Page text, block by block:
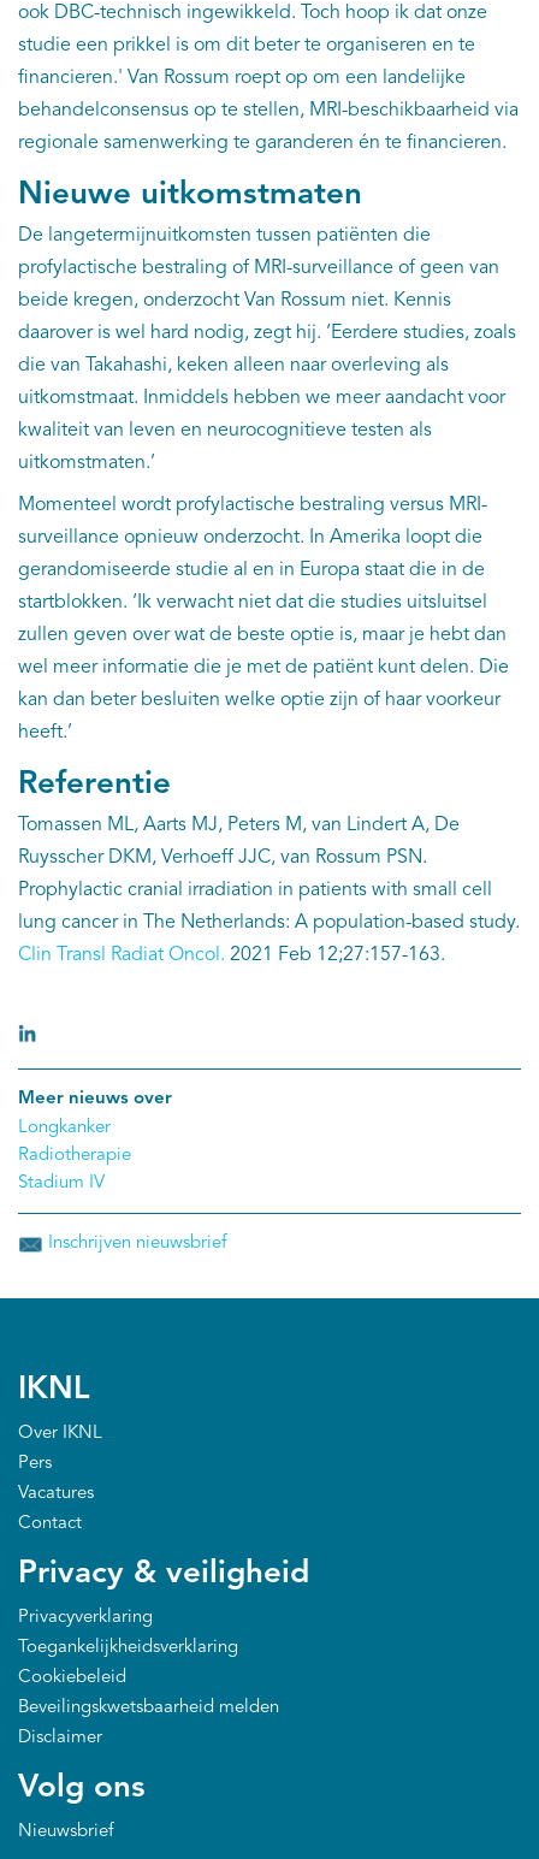
ook DBC-technisch ingewikkeld. Toch hoop ik dat onze
studie een prikkel is om dit beter te organiseren en te
financieren.' Van Rossum roept op om een landelijke
behandelconsensus op te stellen, MRI-beschikbaarheid via
regionale samenwerking te garanderen én te financieren.
Nieuwe uitkomstmaten
De langetermijnuitkomsten tussen patiënten die
profylactische bestraling of MRI-surveillance of geen van
beide kregen, onderzocht Van Rossum niet. Kennis
daarover is wel hard nodig, zegt hij. ‘Eerdere studies, zoals
die van Takahashi, keken alleen naar overleving als
uitkomstmaat. Inmiddels hebben we meer aandacht voor
kwaliteit van leven en neurocognitieve testen als
uitkomstmaten.’
Momenteel wordt profylactische bestraling versus MRI-
surveillance opnieuw onderzocht. In Amerika loopt die
gerandomiseerde studie al en in Europa staat die in de
startblokken. ‘Ik verwacht niet dat die studies uitsluitsel
zullen geven over wat de beste optie is, maar je hebt dan
wel meer informatie die je met de patiënt kunt delen. Die
kan dan beter besluiten welke optie zijn of haar voorkeur
heeft.’
Referentie
Tomassen ML, Aarts MJ, Peters M, van Lindert A, De
Ruysscher DKM, Verhoeff JJC, van Rossum PSN.
Prophylactic cranial irradiation in patients with small cell
lung cancer in The Netherlands: A population-based study.
Clin Transl Radiat Oncol. 2021 Feb 12;27:157-163.
Meer nieuws over
Longkanker
Radiotherapie
Stadium IV
Inschrijven nieuwsbrief
IKNL
Over IKNL
Pers
Vacatures
Contact
Privacy & veiligheid
Privacyverklaring
Toegankelijkheidsverklaring
Cookiebeleid
Beveilingskwetsbaarheid melden
Disclaimer
Volg ons
Nieuwsbrief